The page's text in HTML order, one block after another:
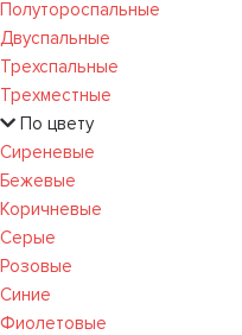
Полутороспальные
Двуспальные
Трехспальные
Трехместные
По цвету
Сиреневые
Бежевые
Коричневые
Серые
Розовые
Синие
Фиолетовые